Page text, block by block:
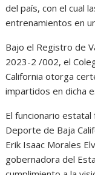
del país, con el cual
entrenamientos en
Bajo el Registro de
2023-2 /002, el
California otorga
impartidos en dicha
El funcionario
Deporte de Baja
Erik Isaac Morales
gobernadora del